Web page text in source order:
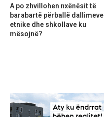
A po zhvillohen nxënësit të
barabartë përballë dallimeve
etnike dhe shkollave ku
mësojnë?